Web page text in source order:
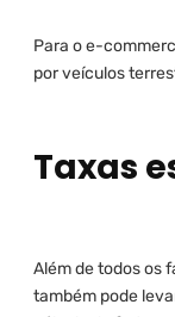
Para o e-
por veículos
Taxas
Além de todos os
também pode